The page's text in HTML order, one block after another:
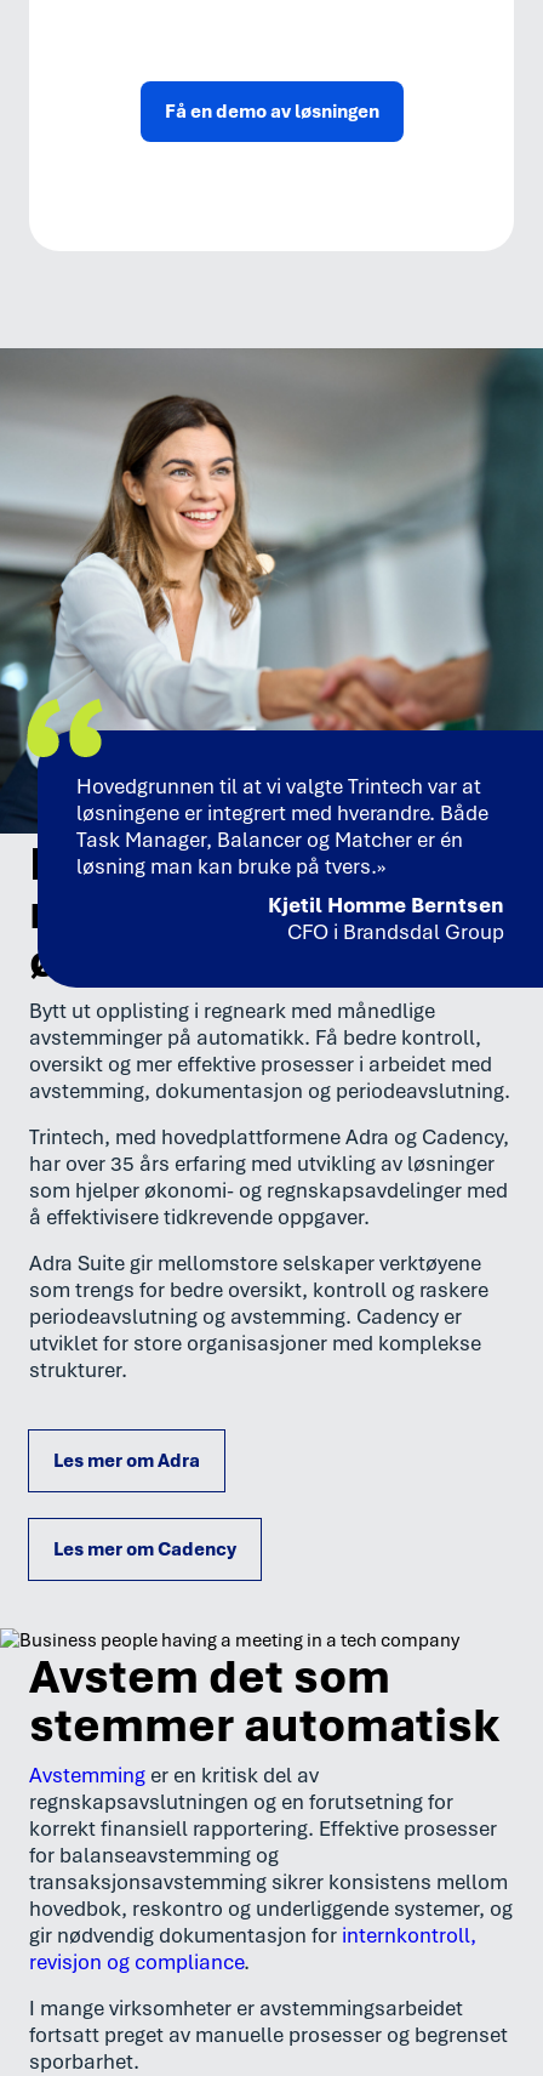
Få en demo av løsningen
Hovedgrunnen til at vi valgte Trintech var at
løsningene er integrert med hverandre. Både
Task Manager, Balancer og Matcher er én
løsning man kan bruke på tvers.»
Kjetil Homme Berntsen
CFO i Brandsdal Group
Fra en manuell til
moderne
økonomiavdeling
Bytt ut opplisting i regneark med månedlige
avstemminger på automatikk. Få bedre kontroll,
oversikt og mer effektive prosesser i arbeidet med
avstemming, dokumentasjon og periodeavslutning.
Trintech, med hovedplattformene Adra og Cadency,
har over 35 års erfaring med utvikling av løsninger
som hjelper økonomi- og regnskapsavdelinger med
å effektivisere tidkrevende oppgaver.
Adra Suite gir mellomstore selskaper verktøyene
som trengs for bedre oversikt, kontroll og raskere
periodeavslutning og avstemming. Cadency er
utviklet for store organisasjoner med komplekse
strukturer.
Les mer om Adra
Les mer om Cadency
Avstem det som
stemmer automatisk
Avstemming er en kritisk del av
regnskapsavslutningen og en forutsetning for
korrekt finansiell rapportering. Effektive prosesser
for balanseavstemming og
transaksjonsavstemming sikrer konsistens mellom
hovedbok, reskontro og underliggende systemer, og
gir nødvendig dokumentasjon for internkontroll,
revisjon og compliance.
I mange virksomheter er avstemmingsarbeidet
fortsatt preget av manuelle prosesser og begrenset
sporbarhet.